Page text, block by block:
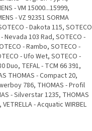
- VM 15000...15999,
- VZ 92351 SORMA
- Dakota 115, SOTECO
Nevada 103 Rad, SOTECO -
- Rambo, SOTECO -
- Ufo Wet, SOTECO -
Duo, TEFAL - TCM 66 391,
THOMAS - Compact 20,
786, THOMAS - Profil
- Silverstar 1235, THOMAS
- Acquatic WIRBEL